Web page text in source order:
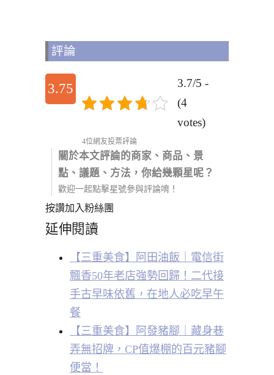
評論
3.75
3.7/5 -
(4
votes)
4位網友投票評論
關於本文評論的商家、商品、景
點、議題、方法，你給幾顆星呢？
歡迎一起點擊星號參與評論唷！
按讚加入粉絲團
延伸閱讀
【三重美食】阿田油飯｜電信街
飄香50年老店強勢回歸！二代接
手古早味依舊，在地人必吃早午
餐
【三重美食】阿發豬腳｜藏身巷
弄無招牌，CP值爆棚的百元豬腳
便當！